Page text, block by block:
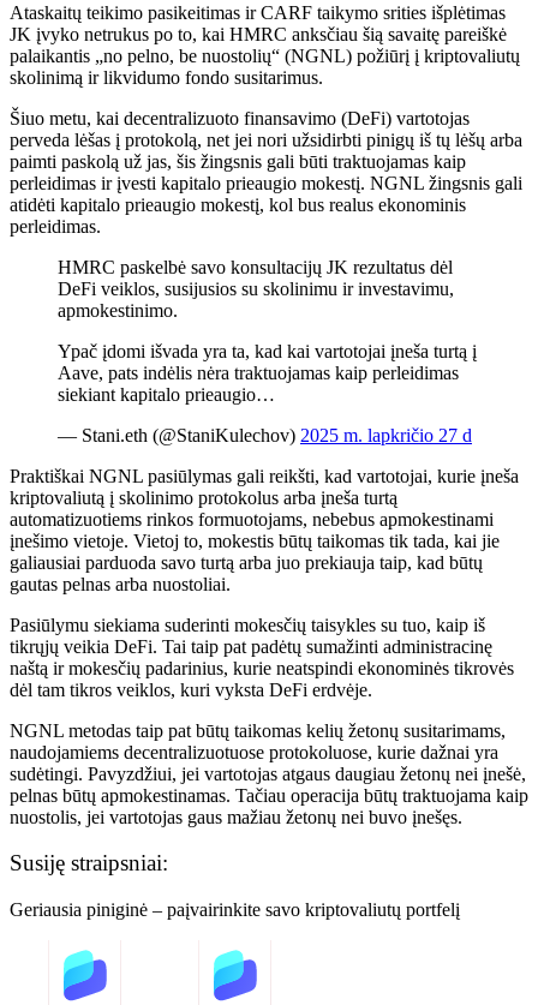
Ataskaitų teikimo pasikeitimas ir CARF taikymo srities išplėtimas
JK įvyko netrukus po to, kai HMRC anksčiau šią savaitę pareiškė
palaikantis „no pelno, be nuostolių“ (NGNL) požiūrį į kriptovaliutų
skolinimą ir likvidumo fondo susitarimus.
Šiuo metu, kai decentralizuoto finansavimo (DeFi) vartotojas
perveda lėšas į protokolą, net jei nori užsidirbti pinigų iš tų lėšų arba
paimti paskolą už jas, šis žingsnis gali būti traktuojamas kaip
perleidimas ir įvesti kapitalo prieaugio mokestį. NGNL žingsnis gali
atidėti kapitalo prieaugio mokestį, kol bus realus ekonominis
perleidimas.
HMRC paskelbė savo konsultacijų JK rezultatus dėl
DeFi veiklos, susijusios su skolinimu ir investavimu,
apmokestinimo.
Ypač įdomi išvada yra ta, kad kai vartotojai įneša turtą į
Aave, pats indėlis nėra traktuojamas kaip perleidimas
siekiant kapitalo prieaugio…
— Stani.eth (@StaniKulechov) 2025 m. lapkričio 27 d
Praktiškai NGNL pasiūlymas gali reikšti, kad vartotojai, kurie įneša
kriptovaliutą į skolinimo protokolus arba įneša turtą
automatizuotiems rinkos formuotojams, nebebus apmokestinami
įnešimo vietoje. Vietoj to, mokestis būtų taikomas tik tada, kai jie
galiausiai parduoda savo turtą arba juo prekiauja taip, kad būtų
gautas pelnas arba nuostoliai.
Pasiūlymu siekiama suderinti mokesčių taisykles su tuo, kaip iš
tikrųjų veikia DeFi. Tai taip pat padėtų sumažinti administracinę
naštą ir mokesčių padarinius, kurie neatspindi ekonominės tikrovės
dėl tam tikros veiklos, kuri vyksta DeFi erdvėje.
NGNL metodas taip pat būtų taikomas kelių žetonų susitarimams,
naudojamiems decentralizuotuose protokoluose, kurie dažnai yra
sudėtingi. Pavyzdžiui, jei vartotojas atgaus daugiau žetonų nei įnešė,
pelnas būtų apmokestinamas. Tačiau operacija būtų traktuojama kaip
nuostolis, jei vartotojas gaus mažiau žetonų nei buvo įnešęs.
Susiję straipsniai:
Geriausia piniginė – paįvairinkite savo kriptovaliutų portfelį